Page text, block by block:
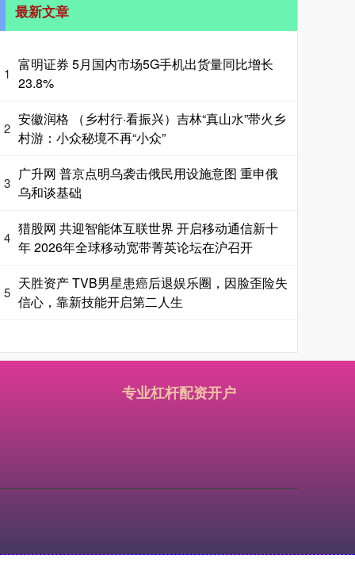
最新文章
1
富明证券 5月国内市场5G手机出货量同比增长
23.8%
2
安徽润格 （乡村行·看振兴）吉林“真山水”带火乡
村游：小众秘境不再“小众”
3
广升网 普京点明乌袭击俄民用设施意图 重申俄
乌和谈基础
4
猎股网 共迎智能体互联世界 开启移动通信新十
年 2026年全球移动宽带菁英论坛在沪召开
5
天胜资产 TVB男星患癌后退娱乐圈，因脸歪险失
信心，靠新技能开启第二人生
专业杠杆配资开户